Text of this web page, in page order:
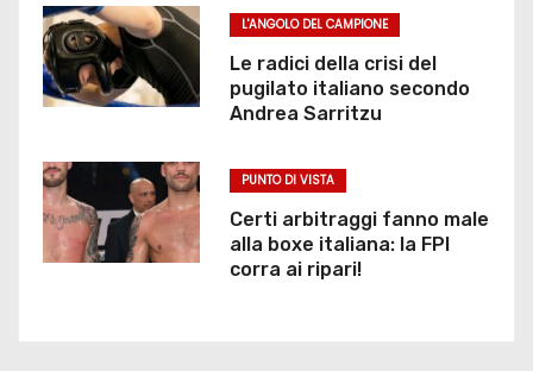
L'ANGOLO DEL CAMPIONE
Le radici della crisi del
pugilato italiano secondo
Andrea Sarritzu
PUNTO DI VISTA
Certi arbitraggi fanno male
alla boxe italiana: la FPI
corra ai ripari!